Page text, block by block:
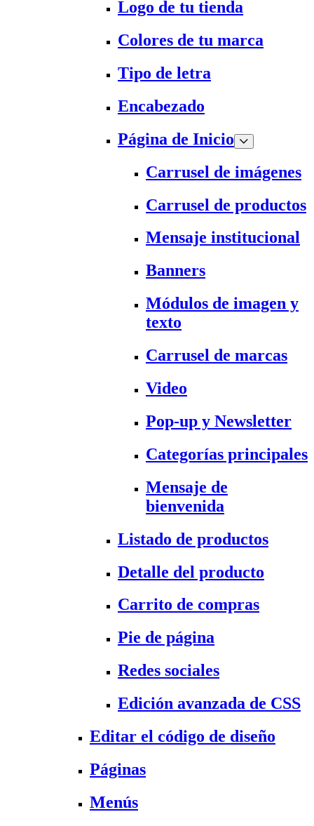
Logo de tu tienda
Colores de tu marca
Tipo de letra
Encabezado
Página de Inicio
Carrusel de imágenes
Carrusel de productos
Mensaje institucional
Banners
Módulos de imagen y
texto
Carrusel de marcas
Video
Pop-up y Newsletter
Categorías principales
Mensaje de
bienvenida
Listado de productos
Detalle del producto
Carrito de compras
Pie de página
Redes sociales
Edición avanzada de CSS
Editar el código de diseño
Páginas
Menús